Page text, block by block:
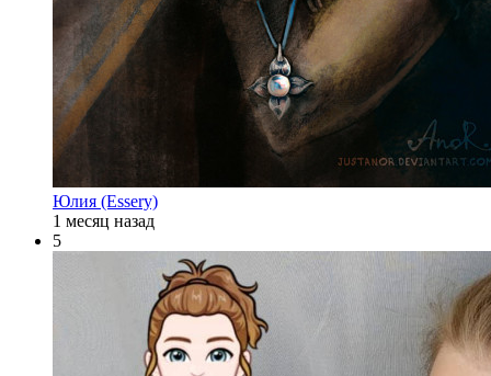
Юлия (Essery)
1 месяц назад
5